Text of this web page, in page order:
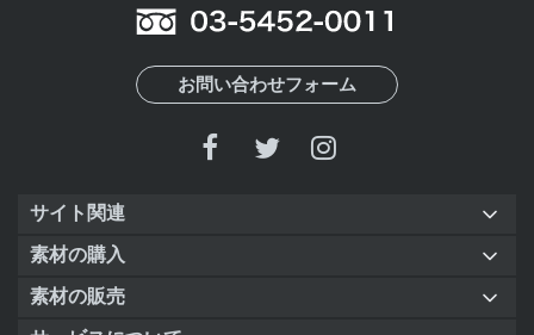
お問い合わせフォーム
サイト関連
素材の購入
素材の販売